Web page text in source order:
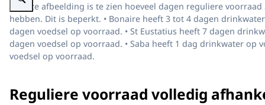
In deze afbeelding is te zien hoeveel dagen reguliere
hebben. Dit is beperkt. • Bonaire heeft 3 tot 4 dagen
dagen voedsel op voorraad. • St Eustatius heeft 7 dagen
dagen voedsel op voorraad. • Saba heeft 1 dag drinkwater
voedsel op voorraad.
Reguliere voorraad volledig